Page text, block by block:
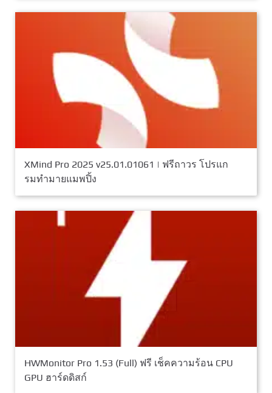
XMind Pro 2025 v25.01.01061 | ฟรีถาวร โปรแก
รมทํามายแมพปิ้ง
HWMonitor Pro 1.53 (Full) ฟรี เช็คความร้อน CPU
GPU ฮาร์ดดิสก์